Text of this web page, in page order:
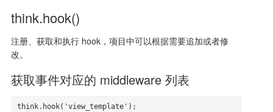
think.hook()
注册、获取和执行 hook，项目中可以根据需要追加或者修
改。
获取事件对应的 middleware 列表
think.hook('view_template');